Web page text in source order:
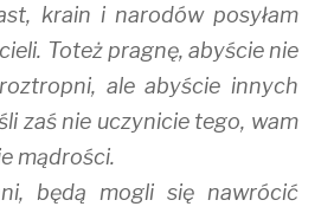
krain i narodów posyłam
Toteż pragnę, abyście nie
ale abyście innych
zaś nie uczynicie tego, wam
mądrości.
będą mogli się nawrócić